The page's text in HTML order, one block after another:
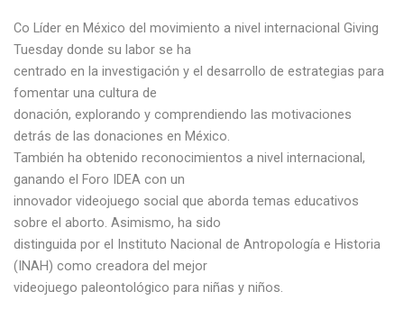
Co Líder en México del movimiento a nivel internacional Giving
Tuesday donde su labor se ha
centrado en la investigación y el desarrollo de estrategias para
fomentar una cultura de
donación, explorando y comprendiendo las motivaciones
detrás de las donaciones en México.
También ha obtenido reconocimientos a nivel internacional,
ganando el Foro IDEA con un
innovador videojuego social que aborda temas educativos
sobre el aborto. Asimismo, ha sido
distinguida por el Instituto Nacional de Antropología e Historia
(INAH) como creadora del mejor
videojuego paleontológico para niñas y niños.